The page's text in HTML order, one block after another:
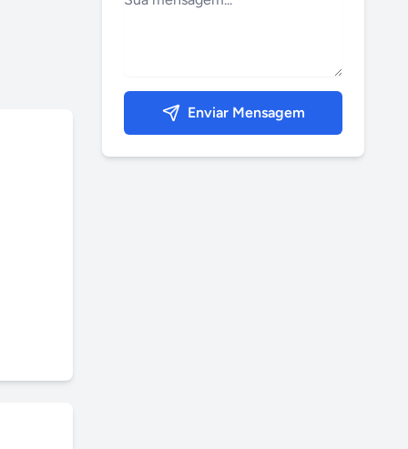
Enviar Mensagem